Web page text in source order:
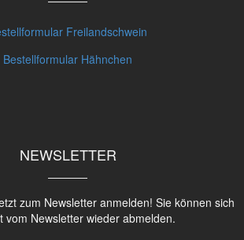
Freilandschwein
Bestellformular Hähnchen
NEWSLETTER
zum Newsletter anmelden! Sie können sich
vom Newsletter wieder abmelden.